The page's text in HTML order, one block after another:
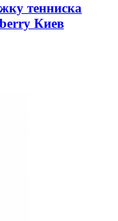
тенниска
Киев